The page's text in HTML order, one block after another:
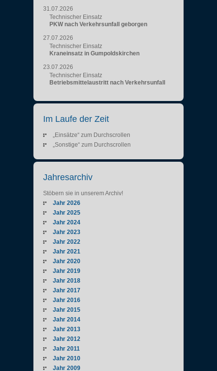
31.07.2026
Technischer Einsatz
PKW nach Verkehrsunfall geborgen
27.07.2026
Technischer Einsatz
Kraneinsatz in Gumpoldskirchen
23.07.2026
Technischer Einsatz
Betriebsmittelaustritt nach Verkehrsunfall
Im Laufe der Zeit
„Einsätze“ zum Durchscrollen
„Sonstige“ zum Durchscrollen
Jahresarchiv
Stöbern sie in unserem Archiv!
Jahr 2026
Jahr 2025
Jahr 2024
Jahr 2023
Jahr 2022
Jahr 2021
Jahr 2020
Jahr 2019
Jahr 2018
Jahr 2017
Jahr 2016
Jahr 2015
Jahr 2014
Jahr 2013
Jahr 2012
Jahr 2011
Jahr 2010
Jahr 2009